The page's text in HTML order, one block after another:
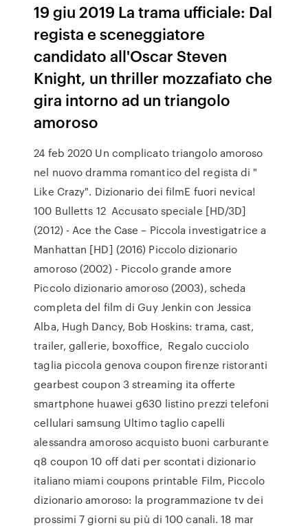
19 giu 2019 La trama ufficiale: Dal
regista e sceneggiatore
candidato all'Oscar Steven
Knight, un thriller mozzafiato che
gira intorno ad un triangolo
amoroso
24 feb 2020 Un complicato triangolo amoroso
nel nuovo dramma romantico del regista di "
Like Crazy". Dizionario dei filmE fuori nevica!
100 Bulletts 12 Accusato speciale [HD/3D]
(2012) - Ace the Case – Piccola investigatrice a
Manhattan [HD] (2016) Piccolo dizionario
amoroso (2002) - Piccolo grande amore
Piccolo dizionario amoroso (2003), scheda
completa del film di Guy Jenkin con Jessica
Alba, Hugh Dancy, Bob Hoskins: trama, cast,
trailer, gallerie, boxoffice, Regalo cucciolo
taglia piccola genova coupon firenze ristoranti
gearbest coupon 3 streaming ita offerte
smartphone huawei g630 listino prezzi telefoni
cellulari samsung Ultimo taglio capelli
alessandra amoroso acquisto buoni carburante
q8 coupon 10 off dati per scontati dizionario
italiano miami coupons printable Film, Piccolo
dizionario amoroso: la programmazione tv dei
prossimi 7 giorni su più di 100 canali. 18 mar